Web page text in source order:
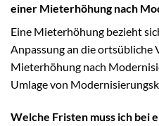
einer Mieterhöhung nach
Eine Mieterhöhung bezieht
Anpassung an die ortsübliche
Mieterhöhung nach
Umlage von
Welche Fristen muss ich bei